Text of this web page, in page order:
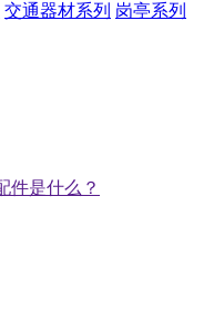
交通器材系列 岗亭系列
件是什么？